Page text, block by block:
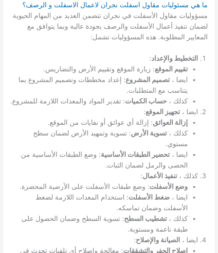
ما هي مسئوليات مقاول اسفلت نجران لاعمال الاسفلت و الرصف؟
مسؤوليات مقاول الأسفلت في نجران تتضمن العديد من المهام الحيوية
لضمان تنفيذ أعمال الأسفلت والرصف بجودة عالية وبما يتوافق مع
المعايير المطلوبة. هذه المسؤوليات تشمل:
التخطيط والإعداد:
تقييم الموقع: زيارة الموقع وتقييم الأرض والتضاريس.
ايضا ، تصميم المشروع: إعداد مخططات وتصميم المشروع بما
يتناسب مع المتطلبات.
كذلك ، حساب الكميات: تقدير المواد والمعدات اللازمة للمشروع.
ايضا ،تجهيز الموقع:
إزالة العوائق: إزالة أي عوائق أو نفايات من الموقع.
كذلك ، تسوية الأرض: تسوية وتمهيد الأرض لضمان سطح
مستوي.
ايضا ، تحضير الطبقات الأساسية: وضع الطبقات الأساسية من
الحصى والرمل لضمان الثبات.
كذلك ،تنفيذ الأعمال:
وضع الأسفلت: وضع طبقات الأسفلت على الأرضية المحضرة.
ايضا ، ضغط الأسفلت: استخدام المعدات اللازمة لضغط
الأسفلت وضمان تماسكه.
كذلك ، تشطيب السطح: تسوية السطح وضمان الحصول على
طبقة ناعمة ومستوية.
ايضا ، الصيانة والإصلاح:
إصلاح الحفر والتشققات: معالجة وإصلاح أي تلفيات تحدث في